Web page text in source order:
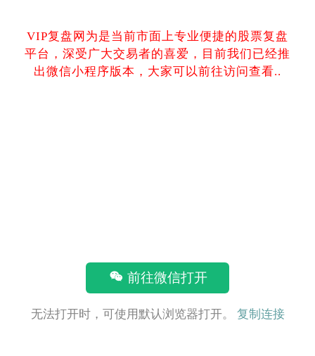
VIP复盘网为是当前市面上专业便捷的股票复盘
平台，深受广大交易者的喜爱，目前我们已经推
出微信小程序版本，大家可以前往访问查看..
前往微信打开
无法打开时，可使用默认浏览器打开。 复制连接